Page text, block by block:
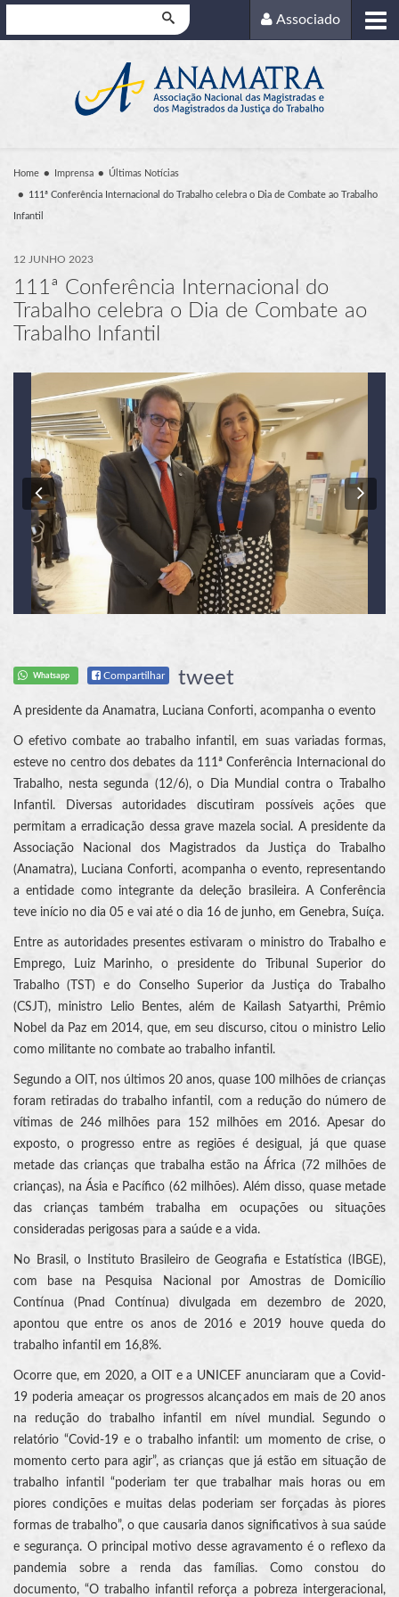
Associado
Home Imprensa Últimas Notícias
111ª Conferência Internacional do Trabalho celebra o Dia de Combate ao Trabalho
Infantil
12 JUNHO 2023
111ª Conferência Internacional do
Trabalho celebra o Dia de Combate ao
Trabalho Infantil
Previous
Whatsapp Compartilhar tweet
A presidente da Anamatra, Luciana Conforti, acompanha o evento
O efetivo combate ao trabalho infantil, em suas variadas formas,
esteve no centro dos debates da 111ª Conferência Internacional do
Trabalho, nesta segunda (12/6), o Dia Mundial contra o Trabalho
Infantil. Diversas autoridades discutiram possíveis ações que
permitam a erradicação dessa grave mazela social. A presidente da
Associação Nacional dos Magistrados da Justiça do Trabalho
(Anamatra), Luciana Conforti, acompanha o evento, representando
a entidade como integrante da deleção brasileira. A Conferência
teve início no dia 05 e vai até o dia 16 de junho, em Genebra, Suíça.
Entre as autoridades presentes estivaram o ministro do Trabalho e
Emprego, Luiz Marinho, o presidente do Tribunal Superior do
Trabalho (TST) e do Conselho Superior da Justiça do Trabalho
(CSJT), ministro Lelio Bentes, além de Kailash Satyarthi, Prêmio
Nobel da Paz em 2014, que, em seu discurso, citou o ministro Lelio
como militante no combate ao trabalho infantil.
Segundo a OIT, nos últimos 20 anos, quase 100 milhões de crianças
foram retiradas do trabalho infantil, com a redução do número de
vítimas de 246 milhões para 152 milhões em 2016. Apesar do
exposto, o progresso entre as regiões é desigual, já que quase
metade das crianças que trabalha estão na África (72 milhões de
crianças), na Ásia e Pacífico (62 milhões). Além disso, quase metade
das crianças também trabalha em ocupações ou situações
consideradas perigosas para a saúde e a vida.
No Brasil, o Instituto Brasileiro de Geografia e Estatística (IBGE),
com base na Pesquisa Nacional por Amostras de Domicílio
Contínua (Pnad Contínua) divulgada em dezembro de 2020,
apontou que entre os anos de 2016 e 2019 houve queda do
trabalho infantil em 16,8%.
Ocorre que, em 2020, a OIT e a UNICEF anunciaram que a Covid-
19 poderia ameaçar os progressos alcançados em mais de 20 anos
na redução do trabalho infantil em nível mundial. Segundo o
relatório “Covid-19 e o trabalho infantil: um momento de crise, o
momento certo para agir”, as crianças que já estão em situação de
trabalho infantil “poderiam ter que trabalhar mais horas ou em
piores condições e muitas delas poderiam ser forçadas às piores
formas de trabalho”, o que causaria danos significativos à sua saúde
e segurança. O principal motivo desse agravamento é o reflexo da
pandemia sobre a renda das famílias. Como constou do
documento, “O trabalho infantil reforça a pobreza intergeracional,